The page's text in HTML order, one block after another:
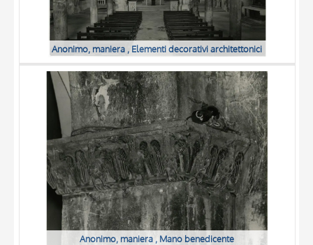
Anonimo, maniera , Elementi decorativi architettonici
Anonimo, maniera , Mano benedicente